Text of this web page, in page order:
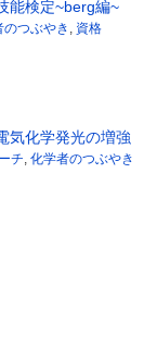
能検定~berg編~
のつぶやき 資格
気化学発光の増強
チ 化学者のつぶやき